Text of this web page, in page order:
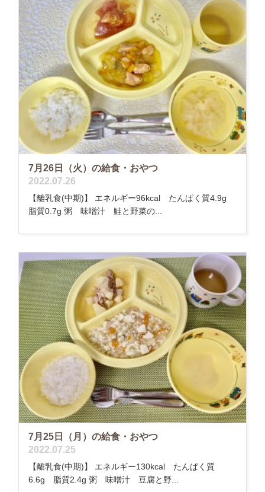
7月26日（火）の給食・おやつ
2022.07.26
【離乳食(中期)】 エネルギー96kcal たんぱく質4.9g
脂質0.7g 粥 味噌汁 鮭と野菜の...
7月25日（月）の給食・おやつ
2022.07.25
【離乳食(中期)】 エネルギー130kcal たんぱく質
6.6g 脂質2.4g 粥 味噌汁 豆腐と野...